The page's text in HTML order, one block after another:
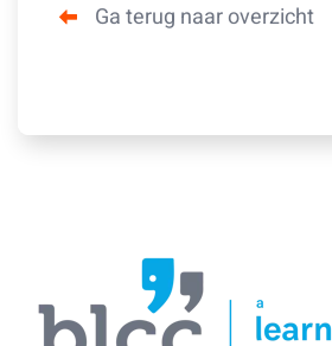
Ga terug naar overzicht